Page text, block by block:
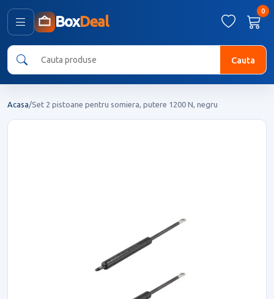
BoxDeal
0
Cauta
Acasa/Set 2 pistoane pentru somiera, putere 1200 N, negru